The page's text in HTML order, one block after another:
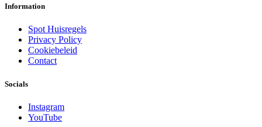
Information
Spot Huisregels
Privacy Policy
Cookiebeleid
Contact
Socials
Instagram
YouTube